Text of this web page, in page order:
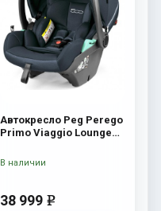
Автокресло Peg Perego
Primo Viaggio Lounge
38 999 e
В наличии